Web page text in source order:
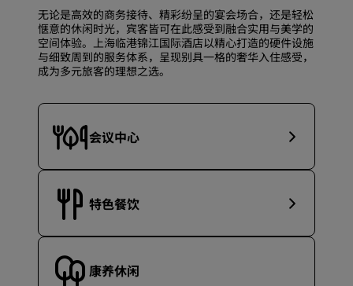
无论是高效的商务接待、精彩纷呈的宴会场合，还是轻松
惬意的休闲时光，宾客皆可在此感受到融合实用与美学的
空间体验。上海临港锦江国际酒店以精心打造的硬件设施
与细致周到的服务体系，呈现别具一格的奢华入住感受，
成为多元旅客的理想之选。
会议中心
特色餐饮
康养休闲